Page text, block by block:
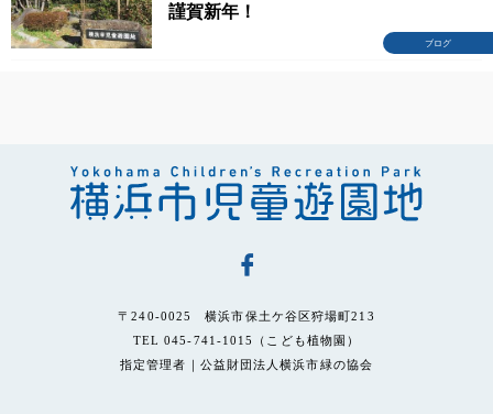
ブログ
謹賀新年！
〒240-0025 横浜市保土ケ谷区狩場町213
TEL 045-741-1015（こども植物園）
指定管理者｜公益財団法人横浜市緑の協会